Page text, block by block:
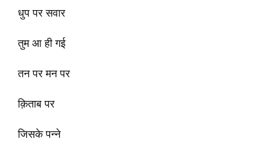
धुप पर सवार
तुम आ ही गई
तन पर मन पर
क़िताब पर
जिसके पन्ने